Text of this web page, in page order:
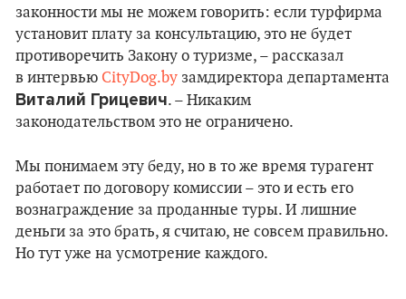
законности мы не можем говорить: если турфирма
установит плату за консультацию, это не будет
противоречить Закону о туризме, – рассказал
в интервью CityDog.by замдиректора департамента
Виталий Грицевич. – Никаким
законодательством это не ограничено.
Мы понимаем эту беду, но в то же время турагент
работает по договору комиссии – это и есть его
вознаграждение за проданные туры. И лишние
деньги за это брать, я считаю, не совсем правильно.
Но тут уже на усмотрение каждого.